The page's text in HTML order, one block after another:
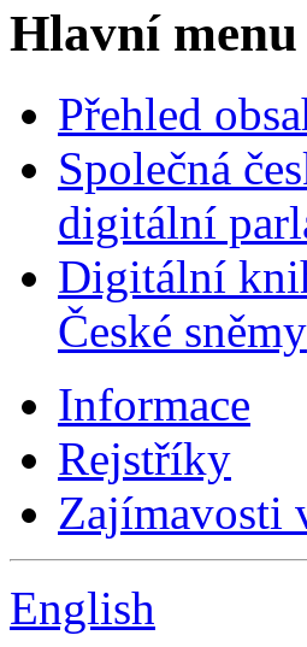
Hlavní menu
Přehled
Společná
digitální
Digitální
České sněmy
Informace
Rejstříky
Zajímavosti
English